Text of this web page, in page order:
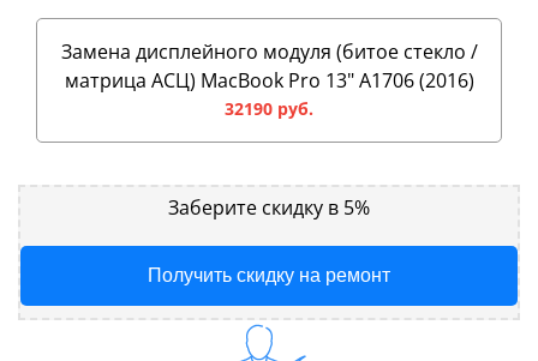
Замена дисплейного модуля (битое стекло /
матрица АСЦ) MacBook Pro 13" A1706 (2016)
32190 руб.
Заберите скидку в 5%
Получить скидку на ремонт